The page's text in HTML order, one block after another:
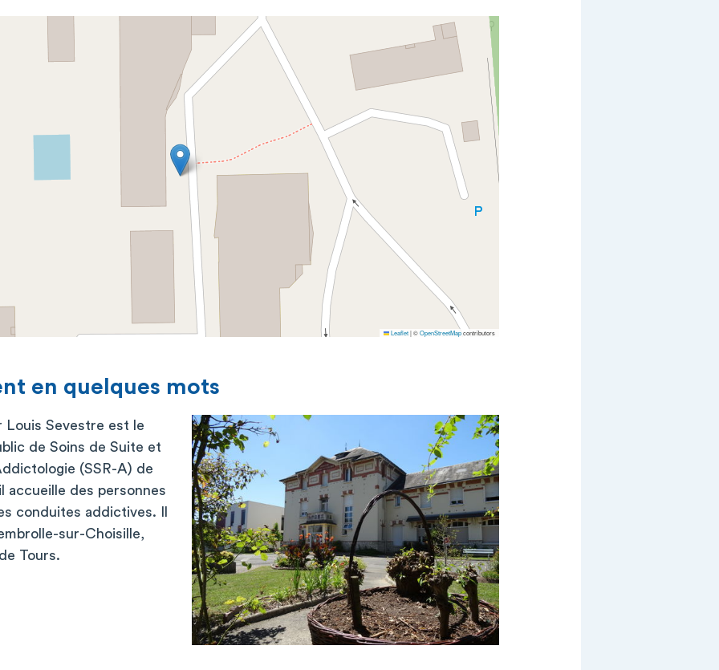
Leaflet|©OpenStreetMapcontributors
en quelques mots
Sevestre est le
de Soins de Suite et
(SSR-A) de
accueille des personnes
conduites addictives. Il
sur-Choisille,
Tours.